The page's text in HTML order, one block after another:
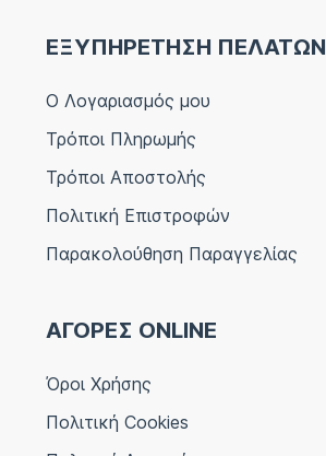
ΕΞΥΠΗΡΕΤΗΣΗ ΠΕΛΑΤΩΝ
Ο Λογαριασμός μου
Τρόποι Πληρωμής
Τρόποι Αποστολής
Πολιτική Επιστροφών
Παρακολούθηση Παραγγελίας
ΑΓΟΡΕΣ ONLINE
Όροι Χρήσης
Πολιτική Cookies